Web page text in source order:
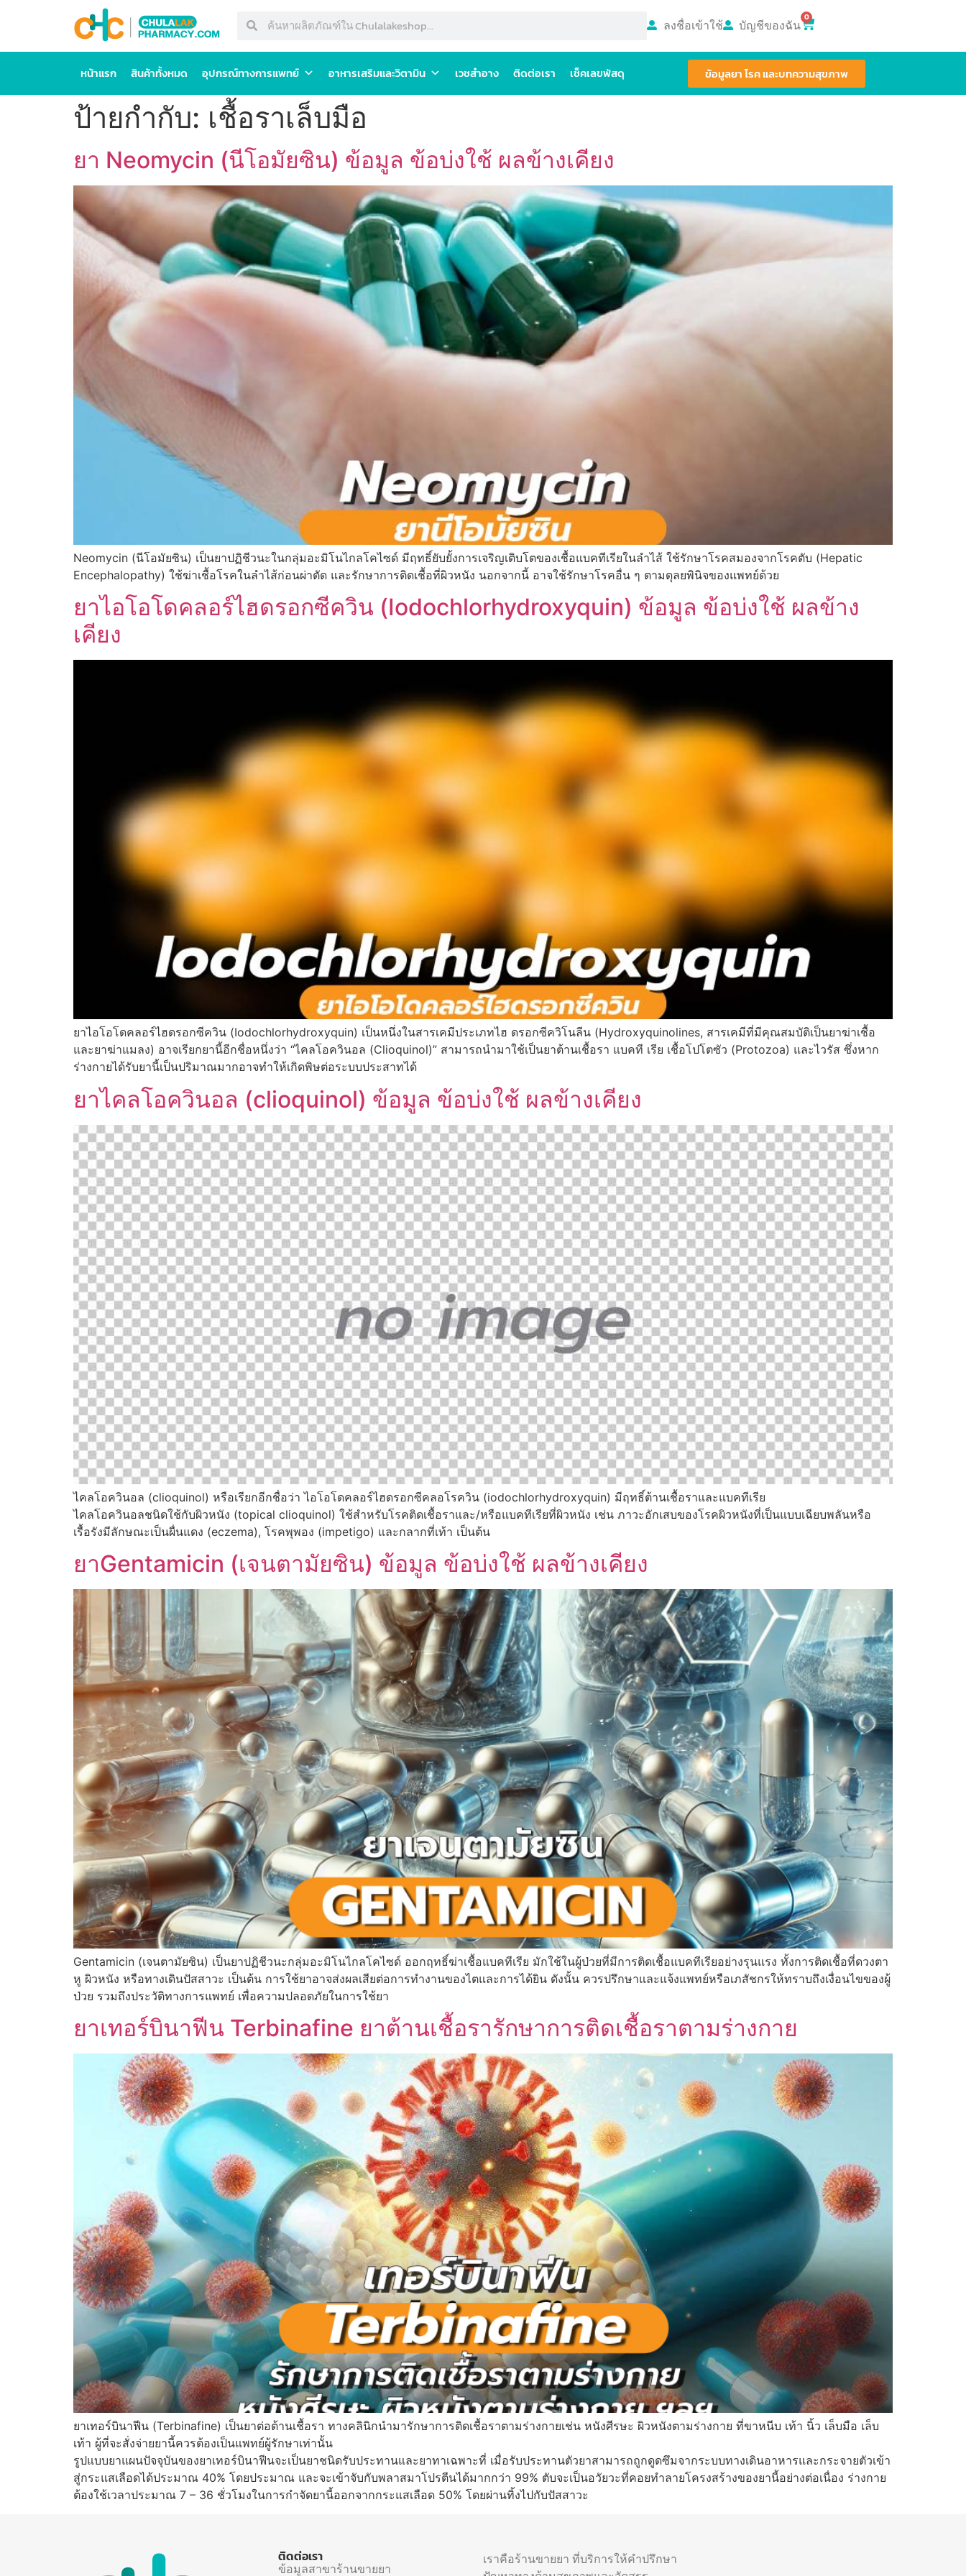
ลงชื่อเข้าใช้ บัญชีของฉัน 0
หน้าแรก สินค้าทั้งหมด อุปกรณ์ทางการแพทย์ อาหารเสริมและวิตามิน เวชสำอาง ติดต่อเรา เช็คเลขพัสดุ ข้อมูลยา โรค และบทความสุขภาพ
ป้ายกำกับ: เชื้อราเล็บมือ
ยา Neomycin (นีโอมัยซิน) ข้อมูล ข้อบ่งใช้ ผลข้างเคียง
Neomycin (นีโอมัยซิน) เป็นยาปฏิชีวนะในกลุ่มอะมิโนไกลโคไซด์ มีฤทธิ์ยับยั้งการเจริญเติบโตของเชื้อแบคทีเรียในลำไส้ ใช้รักษาโรคสมองจากโรคตับ (Hepatic
Encephalopathy) ใช้ฆ่าเชื้อโรคในลำไส้ก่อนผ่าตัด และรักษาการติดเชื้อที่ผิวหนัง นอกจากนี้ อาจใช้รักษาโรคอื่น ๆ ตามดุลยพินิจของแพทย์ด้วย
ยาไอโอโดคลอร์ไฮดรอกซีควิน (Iodochlorhydroxyquin) ข้อมูล ข้อบ่งใช้ ผลข้าง
เคียง
ยาไอโอโดคลอร์ไฮดรอกซีควิน (Iodochlorhydroxyquin) เป็นหนึ่งในสารเคมีประเภทไฮ ดรอกซีควิโนลีน (Hydroxyquinolines, สารเคมีที่มีคุณสมบัติเป็นยาฆ่าเชื้อ
และยาฆ่าแมลง) อาจเรียกยานี้อีกชื่อหนึ่งว่า “ไคลโอควินอล (Clioquinol)” สามารถนำมาใช้เป็นยาต้านเชื้อรา แบคที เรีย เชื้อโปโตซัว (Protozoa) และไวรัส ซึ่งหาก
ร่างกายได้รับยานี้เป็นปริมาณมากอาจทำให้เกิดพิษต่อระบบประสาทได้
ยาไคลโอควินอล (clioquinol) ข้อมูล ข้อบ่งใช้ ผลข้างเคียง
ไคลโอควินอล (clioquinol) หรือเรียกอีกชื่อว่า ไอโอโดคลอร์ไฮดรอกซีคลอโรควิน (iodochlorhydroxyquin) มีฤทธิ์ต้านเชื้อราและแบคทีเรีย
ไคลโอควินอลชนิดใช้กับผิวหนัง (topical clioquinol) ใช้สำหรับโรคติดเชื้อราและ/หรือแบคทีเรียที่ผิวหนัง เช่น ภาวะอักเสบของโรคผิวหนังที่เป็นแบบเฉียบพลันหรือ
เรื้อรังมีลักษณะเป็นผื่นแดง (eczema), โรคพุพอง (impetigo) และกลากที่เท้า เป็นต้น
ยาGentamicin (เจนตามัยซิน) ข้อมูล ข้อบ่งใช้ ผลข้างเคียง
Gentamicin (เจนตามัยซิน) เป็นยาปฏิชีวนะกลุ่มอะมิโนไกลโคไซด์ ออกฤทธิ์ฆ่าเชื้อแบคทีเรีย มักใช้ในผู้ป่วยที่มีการติดเชื้อแบคทีเรียอย่างรุนแรง ทั้งการติดเชื้อที่ดวงตา
หู ผิวหนัง หรือทางเดินปัสสาวะ เป็นต้น การใช้ยาอาจส่งผลเสียต่อการทำงานของไตและการได้ยิน ดังนั้น ควรปรึกษาและแจ้งแพทย์หรือเภสัชกรให้ทราบถึงเงื่อนไขของผู้
ป่วย รวมถึงประวัติทางการแพทย์ เพื่อความปลอดภัยในการใช้ยา
ยาเทอร์บินาฟีน Terbinafine ยาต้านเชื้อรารักษาการติดเชื้อราตามร่างกาย
ยาเทอร์บินาฟีน (Terbinafine) เป็นยาต่อต้านเชื้อรา ทางคลินิกนำมารักษาการติดเชื้อราตามร่างกายเช่น หนังศีรษะ ผิวหนังตามร่างกาย ที่ขาหนีบ เท้า นิ้ว เล็บมือ เล็บ
เท้า ผู้ที่จะสั่งจ่ายยานี้ควรต้องเป็นแพทย์ผู้รักษาเท่านั้น
รูปแบบยาแผนปัจจุบันของยาเทอร์บินาฟีนจะเป็นยาชนิดรับประทานและยาทาเฉพาะที่ เมื่อรับประทานตัวยาสามารถถูกดูดซึมจากระบบทางเดินอาหารและกระจายตัวเข้า
สู่กระแสเลือดได้ประมาณ 40% โดยประมาณ และจะเข้าจับกับพลาสมาโปรตีนได้มากกว่า 99% ตับจะเป็นอวัยวะที่คอยทำลายโครงสร้างของยานี้อย่างต่อเนื่อง ร่างกาย
ต้องใช้เวลาประมาณ 7 – 36 ชั่วโมงในการกำจัดยานี้ออกจากกระแสเลือด 50% โดยผ่านทิ้งไปกับปัสสาวะ
ติดต่อเรา
ข้อมูลสาขาร้านขายยา
เราคือร้านขายยา ที่บริการให้คำปรึกษา